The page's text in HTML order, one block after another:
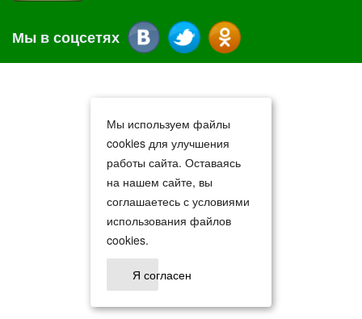
Мы в соцсетях
Мы используем файлы
cookies для улучшения
работы сайта. Оставаясь
на нашем сайте, вы
соглашаетесь с условиями
использования файлов
cookies.
Я согласен